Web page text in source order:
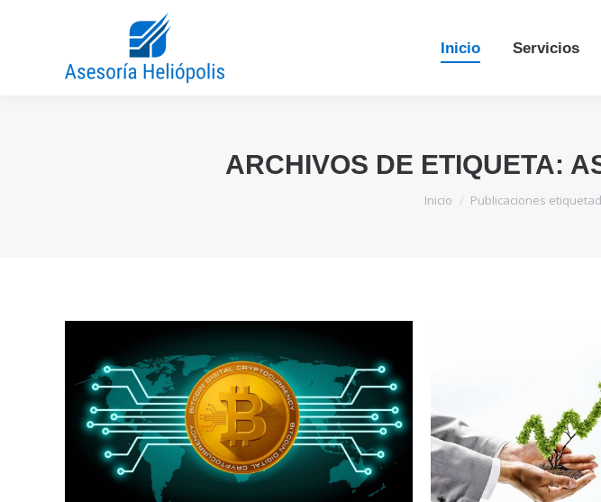
Inicio Servicios
ARCHIVOS DE ETIQUETA:
Estás aquí:
Inicio Publicaciones
Inicio Servicios